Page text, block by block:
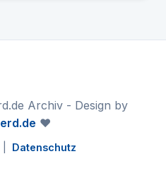
Archiv - Design by
❤️
Datenschutz